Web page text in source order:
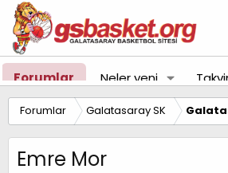
Forumlar Neler yeni
Forumlar Galatasaray SK
Emre Mor